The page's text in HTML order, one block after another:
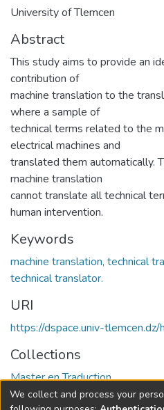
University of Tlemcen
Abstract
This study aims to provide an
contribution of
machine translation to the
where a sample of
technical terms related to the
electrical machines and
translated them automatically.
machine translation
cannot translate all technical
human intervention.
Keywords
machine translation, technical
technical translator.
URI
https://dspace.univ-
Collections
Master en Traduction
We collect and process your